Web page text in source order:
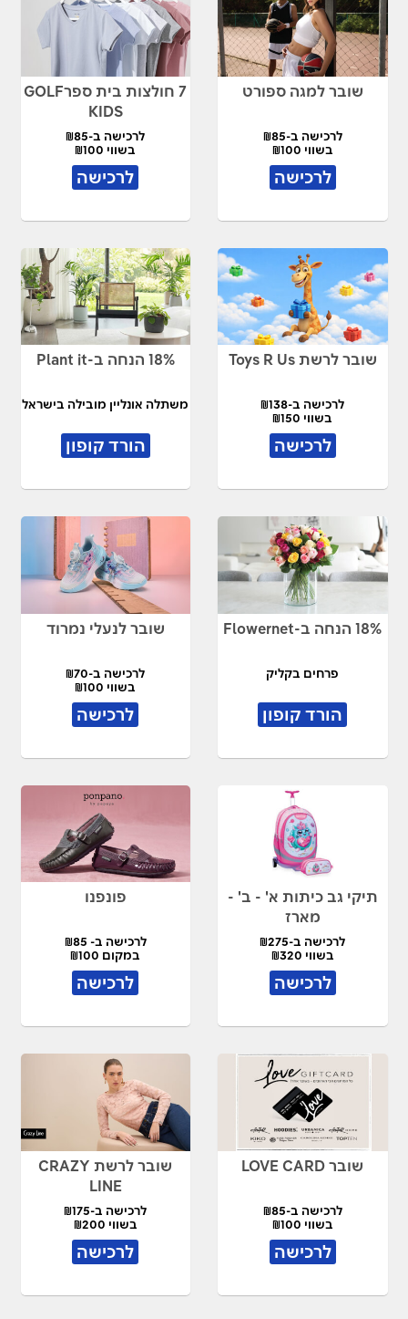
שובר למגה ספורט
לרכישה ב-₪85
בשווי ₪100
לרכישה
7 חולצות בית ספרGOLF
KIDS
לרכישה ב-₪85
בשווי ₪100
לרכישה
שובר לרשת Toys R Us
לרכישה ב-₪138
בשווי ₪150
לרכישה
18% הנחה ב-Plant it
משתלה אונליין מובילה בישראל
הורד קופון
18% הנחה ב-Flowernet
פרחים בקליק
הורד קופון
שובר לנעלי נמרוד
לרכישה ב-₪70
בשווי ₪100
לרכישה
תיקי גב כיתות א' - ב' -
מארז
לרכישה ב-₪275
בשווי ₪320
לרכישה
פונפנו
לרכישה ב- ₪85
במקום ₪100
לרכישה
שובר LOVE CARD
לרכישה ב-₪85
בשווי ₪100
לרכישה
שובר לרשת CRAZY
LINE
לרכישה ב-₪175
בשווי ₪200
לרכישה